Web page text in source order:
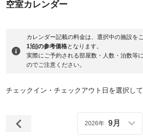
空室カレンダー
カレンダー記載の料金は、選択中の施設を
1泊]の参考価格となります。
実際にご予約される部屋数・人数・泊数等
のでご注意ください。
チェックイン・チェックアウト日を選択し
2026年 9月